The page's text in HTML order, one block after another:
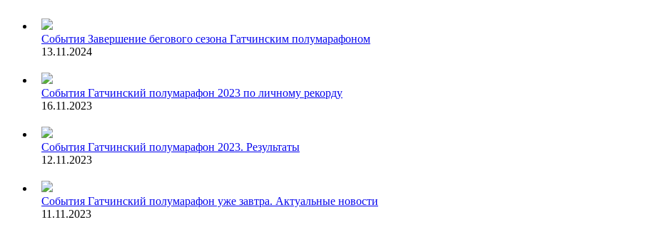
События Завершение бегового сезона Гатчинским полумарафоном
13.11.2024
События Гатчинский полумарафон 2023 по личному рекорду
16.11.2023
События Гатчинский полумарафон 2023. Результаты
12.11.2023
События Гатчинский полумарафон уже завтра. Актуальные новости
11.11.2023